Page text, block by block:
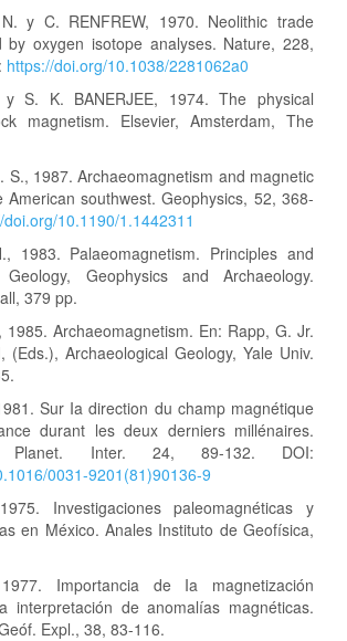
N. y C. RENFREW, 1970. Neolithic trade
by oxygen isotope analyses. Nature, 228,
https://doi.org/10.1038/2281062a0
y S. K. BANERJEE, 1974. The physical
magnetism. Elsevier, Amsterdam, The
S., 1987. Archaeomagnetism and magnetic
American southwest. Geophysics, 52, 368-
doi.org/10.1190/1.1442311
1983. Palaeomagnetism. Principles and
Geophysics and Archaeology.
379 pp.
1985. Archaeomagnetism. En: Rapp, G. Jr.
(Eds.), Archaeological Geology, Yale Univ.
Sur Ia direction du champ magnétique
durant les deux derniers millénaires.
Planet. Inter. 24, 89-132. DOI:
0031-9201(81)90136-9
Investigaciones paleomagnéticas y
en México. Anales Instituto de Geofísica,
Importancia de Ia magnetización
interpretación de anomalías magnéticas.
Expl., 38, 83-116.